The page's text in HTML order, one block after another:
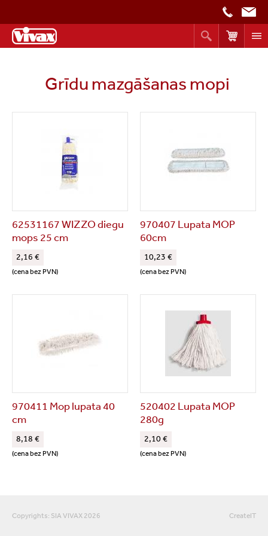
Grīdu mazgāšanas mopi
62531167 WIZZO diegu
mops 25 cm
2,16 €
(cena bez PVN)
970407 Lupata MOP
60cm
10,23 €
(cena bez PVN)
970411 Mop lupata 40
cm
8,18 €
(cena bez PVN)
520402 Lupata MOP
280g
2,10 €
(cena bez PVN)
Copyrights: SIA VIVAX 2026 CreateIT